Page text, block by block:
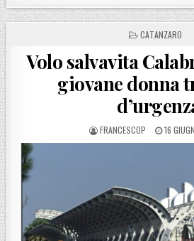
POSTED IN
CATANZARO
Volo salvavita
giovane donna
POSTED BY
FRANCESCOP POSTED
16